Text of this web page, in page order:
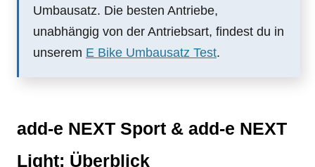
Umbausatz. Die besten Antriebe,
unabhängig von der Antriebsart, findest du in
unserem E Bike Umbausatz Test.
add-e NEXT Sport & add-e NEXT
Light: Überblick